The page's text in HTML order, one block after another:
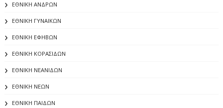
ΕΘΝΙΚΗ ΑΝΔΡΩΝ
ΕΘΝΙΚΗ ΓΥΝΑΙΚΩΝ
ΕΘΝΙΚΗ ΕΦΗΒΩΝ
ΕΘΝΙΚΗ ΚΟΡΑΣΙΔΩΝ
ΕΘΝΙΚΗ ΝΕΑΝΙΔΩΝ
ΕΘΝΙΚΗ ΝΕΩΝ
ΕΘΝΙΚΗ ΠΑΙΔΩΝ